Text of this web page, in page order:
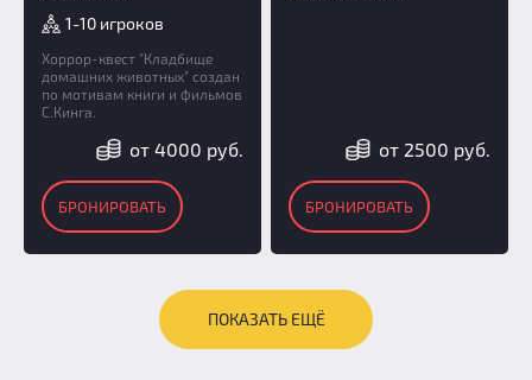
1-10 игроков
Хоррор-квест "Кладбище
домашних животных" создан
по мотивам книги и фильмов
С.Кинга.
от 4000 руб.
БРОНИРОВАТЬ
от 2500 руб.
БРОНИРОВАТЬ
ПОКАЗАТЬ ЕЩЁ